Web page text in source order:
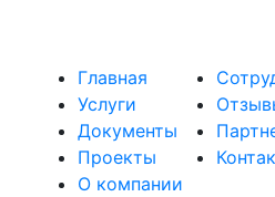
Главная
Услуги
Документы
Проекты
О компании